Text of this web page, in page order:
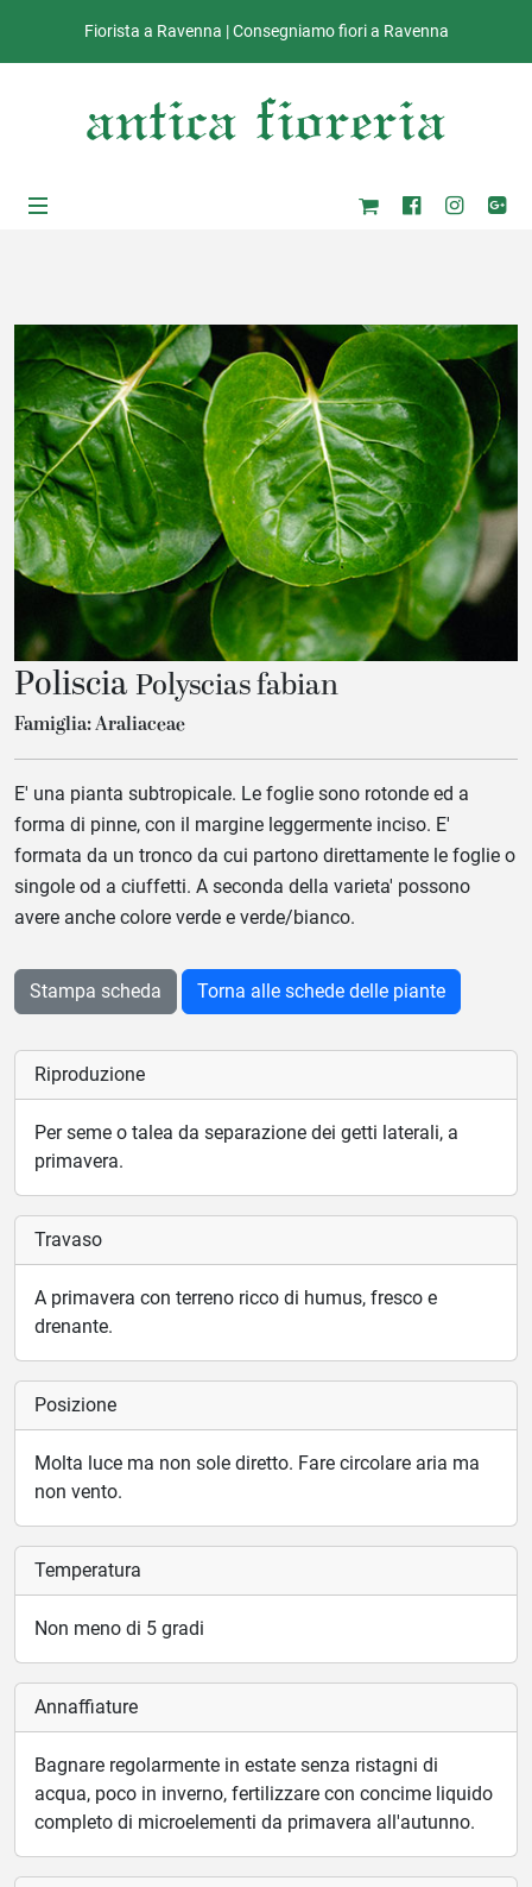
Fiorista a Ravenna | Consegniamo fiori a Ravenna
Menu
Menu
Menu
Poliscia Polyscias fabian
Famiglia: Araliaceae
E' una pianta subtropicale. Le foglie sono rotonde ed a
forma di pinne, con il margine leggermente inciso. E'
formata da un tronco da cui partono direttamente le foglie o
singole od a ciuffetti. A seconda della varieta' possono
avere anche colore verde e verde/bianco.
Stampa scheda Torna alle schede delle piante
Riproduzione
Per seme o talea da separazione dei getti laterali, a
primavera.
Travaso
A primavera con terreno ricco di humus, fresco e
drenante.
Posizione
Molta luce ma non sole diretto. Fare circolare aria ma
non vento.
Temperatura
Non meno di 5 gradi
Annaffiature
Bagnare regolarmente in estate senza ristagni di
acqua, poco in inverno, fertilizzare con concime liquido
completo di microelementi da primavera all'autunno.